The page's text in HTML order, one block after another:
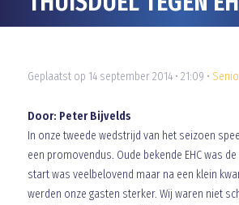
Geplaatst op 14 september 2014 • 21:09 •
Door: Peter Bijvelds
In onze tweede wedstrijd van het seizoen
een promovendus. Oude bekende EHC was
start was veelbelovend maar na een klein
werden onze gasten sterker. Wij waren niet